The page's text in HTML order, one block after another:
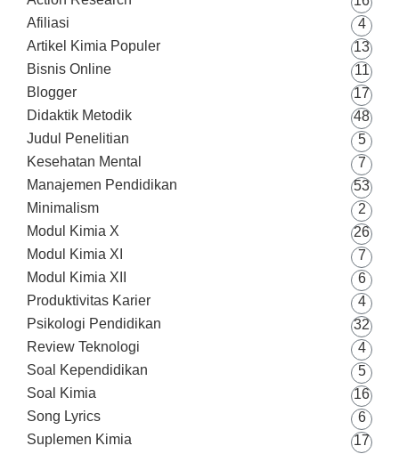
Afiliasi
4
Artikel Kimia Populer
13
Bisnis Online
11
Blogger
17
Didaktik Metodik
48
Judul Penelitian
5
Kesehatan Mental
7
Manajemen Pendidikan
53
Minimalism
2
Modul Kimia X
26
Modul Kimia XI
7
Modul Kimia XII
6
Produktivitas Karier
4
Psikologi Pendidikan
32
Review Teknologi
4
Soal Kependidikan
5
Soal Kimia
16
Song Lyrics
6
Suplemen Kimia
17